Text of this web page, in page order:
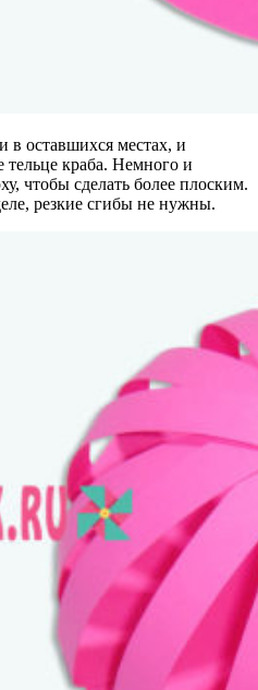
в оставшихся местах, и
тельце краба. Немного и
чтобы сделать более плоским.
резкие сгибы не нужны.